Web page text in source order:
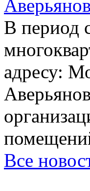
В период
адресу:
Все